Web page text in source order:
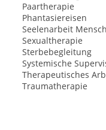
Paartherapie
Phantasiereisen
Seelenarbeit
Sexualtherapie
Sterbebegleitung
Systemische
Therapeutisches
Traumatherapie